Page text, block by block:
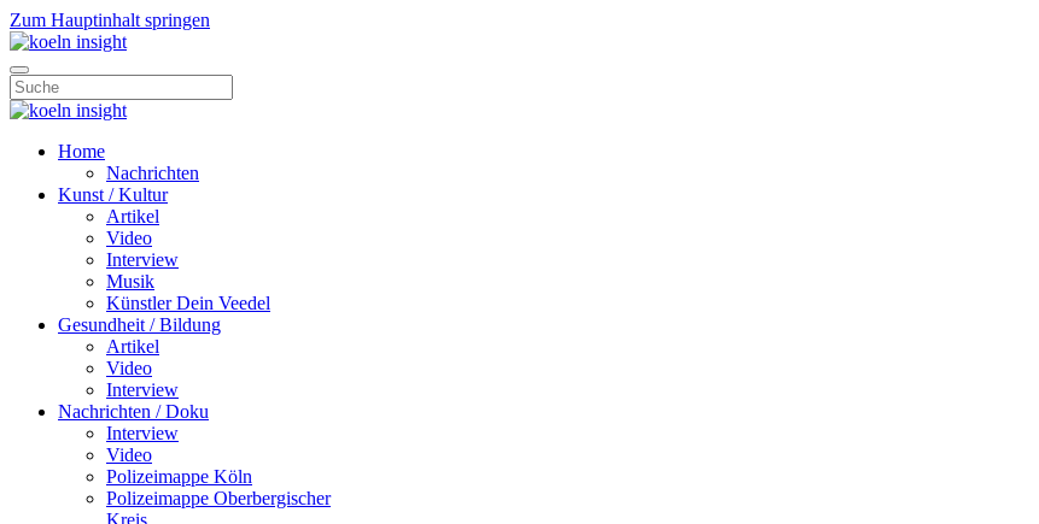
Zum Hauptinhalt springen
Home
Nachrichten
Kunst / Kultur
Artikel
Video
Interview
Musik
Künstler Dein Veedel
Gesundheit / Bildung
Artikel
Video
Interview
Nachrichten / Doku
Interview
Video
Polizeimappe Köln
Polizeimappe Oberbergischer
Kreis